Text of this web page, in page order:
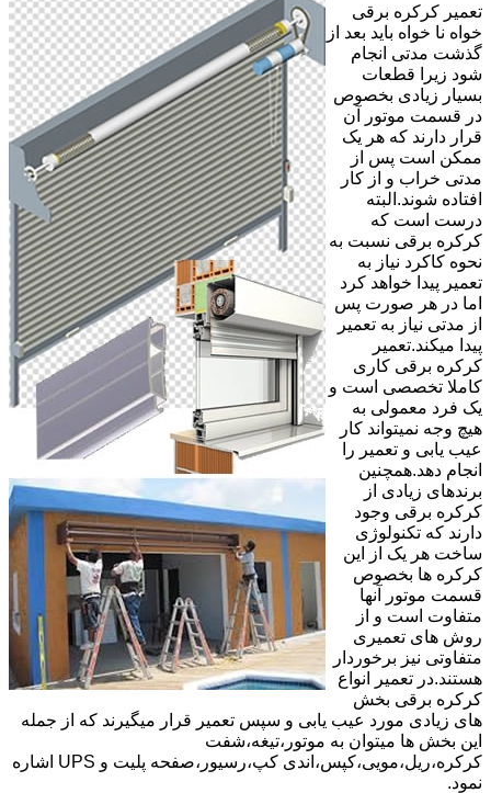
تعمیر کرکره برقی
خواه نا خواه باید بعد از
گذشت مدتی انجام
شود زیرا قطعات
بسیار زیادی بخصوص
در قسمت موتور آن
قرار دارند که هر یک
ممکن است پس از
مدتی خراب و از کار
افتاده شوند.البته
درست است که
کرکره برقی نسبت به
نحوه کاکرد نیاز به
تعمیر پیدا خواهد کرد
اما در هر صورت پس
از مدتی نیاز به تعمیر
پیدا میکند.تعمیر
کرکره برقی کاری
کاملا تخصصی است و
یک فرد معمولی به
هیچ وجه نمیتواند کار
عیب یابی و تعمیر را
انجام دهد.همچنین
برندهای زیادی از
کرکره برقی وجود
دارند که تکنولوژی
ساخت هر یک از این
کرکره ها بخصوص
قسمت موتور آنها
متفاوت است و از
روش های تعمیری
متفاوتی نیز برخوردار
هستند.در تعمیر انواع
کرکره برقی بخش
های زیادی مورد عیب یابی و سپس تعمیر قرار میگیرند که از جمله
این بخش ها میتوان به موتور،تیغه،شفت
کرکره،ریل،مویی،کپس،اندی کپ،رسیور،صفحه پلیت و UPS اشاره
نمود.